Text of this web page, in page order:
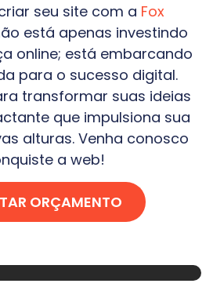
seu site com a Fox
está apenas investindo
online; está embarcando
para o sucesso digital.
transformar suas ideias
que impulsiona sua
alturas. Venha conosco
a web!
ORÇAMENTO